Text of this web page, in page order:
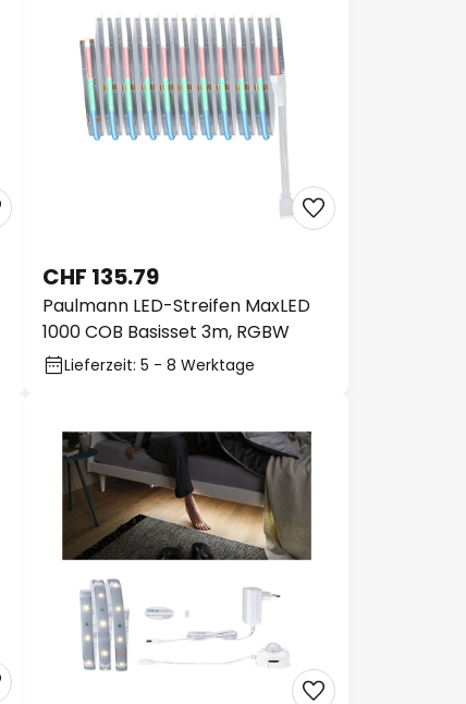
Paulmann LED-Streifen MaxLED
1000 COB Basisset 3m, RGBW
CHF 135.79
Lieferzeit: 5 - 8 Werktage